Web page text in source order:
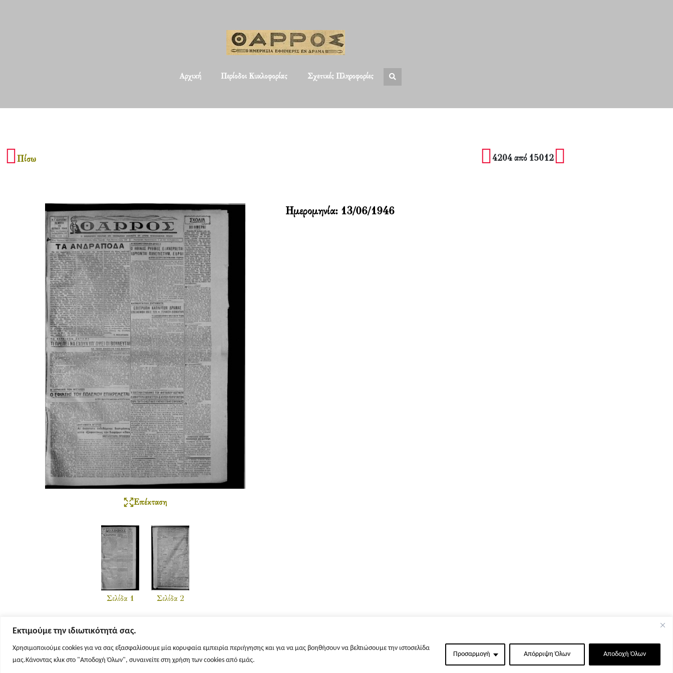
Εκτιμούμε την ιδιωτικότητά σας.
Χρησιμοποιούμε cookies για να σας εξασφαλίσουμε μία κορυφαία εμπειρία περιήγησης και για να μας βοηθήσουν να βελτιώσουμε την ιστοσελίδα
μας.Κάνοντας κλικ στο "Αποδοχή Όλων", συναινείτε στη χρήση των cookies από εμάς.
Προσαρμογή Απόρριψη Όλων Αποδοχή Όλων
Αρχική Περίοδοι Κυκλοφορίας Σχετικές Πληροφορίες
Πίσω 4204 από 15012
Επέκταση
Σελίδα 1 Σελίδα 2
Ημερομηνία: 13/06/1946